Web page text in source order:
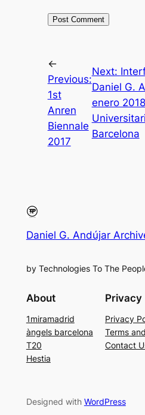
←
Previous:
1st
Anren
Biennale
2017
Next:
Daniel G.
enero
Barcelona
Daniel G. Andújar
by Technologies To The
About
1miramadrid
àngels barcelona
T20
Hestia
Privacy
Privacy
Terms
Contact
Designed with WordPress